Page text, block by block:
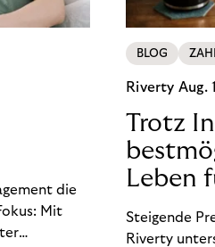
die
Mit
BLOG
Riverty Aug.
Trotz
Leben
Steigende
Riverty